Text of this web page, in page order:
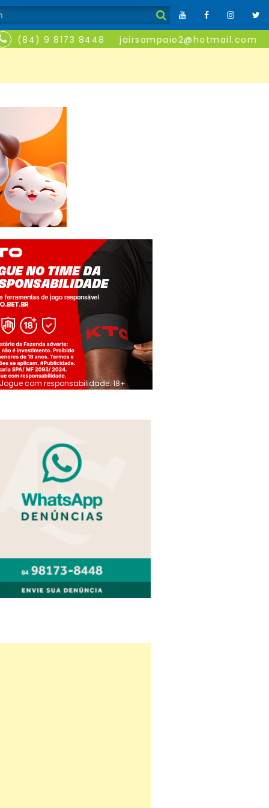
(84) 9 8173 8448 jairsampaio2@hotmail.com
Jogue com responsabilidade. 18+